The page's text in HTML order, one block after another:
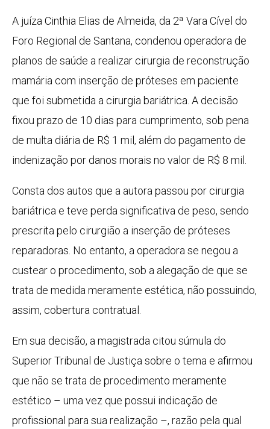
A juíza Cinthia Elias de Almeida, da 2ª Vara Cível do
Foro Regional de Santana, condenou operadora de
planos de saúde a realizar cirurgia de reconstrução
mamária com inserção de próteses em paciente
que foi submetida a cirurgia bariátrica. A decisão
fixou prazo de 10 dias para cumprimento, sob pena
de multa diária de R$ 1 mil, além do pagamento de
indenização por danos morais no valor de R$ 8 mil.
Consta dos autos que a autora passou por cirurgia
bariátrica e teve perda significativa de peso, sendo
prescrita pelo cirurgião a inserção de próteses
reparadoras. No entanto, a operadora se negou a
custear o procedimento, sob a alegação de que se
trata de medida meramente estética, não possuindo,
assim, cobertura contratual.
Em sua decisão, a magistrada citou súmula do
Superior Tribunal de Justiça sobre o tema e afirmou
que não se trata de procedimento meramente
estético – uma vez que possui indicação de
profissional para sua realização –, razão pela qual